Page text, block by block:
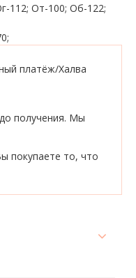
112; От-100; Об-122;
платёж/Халва
получения. Мы
покупаете то, что